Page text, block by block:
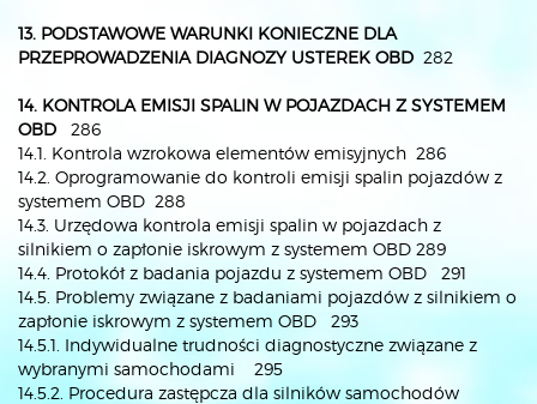
13. PODSTAWOWE WARUNKI KONIECZNE DLA
PRZEPROWADZENIA DIAGNOZY USTEREK OBD 282
14. KONTROLA EMISJI SPALIN W POJAZDACH Z SYSTEMEM
OBD 286
14.1. Kontrola wzrokowa elementów emisyjnych 286
14.2. Oprogramowanie do kontroli emisji spalin pojazdów z
systemem OBD 288
14.3. Urzędowa kontrola emisji spalin w pojazdach z
silnikiem o zapłonie iskrowym z systemem OBD 289
14.4. Protokół z badania pojazdu z systemem OBD 291
14.5. Problemy związane z badaniami pojazdów z silnikiem o
zapłonie iskrowym z systemem OBD 293
14.5.1. Indywidualne trudności diagnostyczne związane z
wybranymi samochodami 295
14.5.2. Procedura zastępcza dla silników samochodów